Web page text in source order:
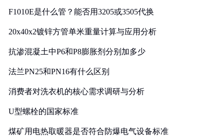
F1010E是什么管？能否用3205或3505代换
20x40x2镀锌方管单米重量计算与应用分析
抗渗混凝土中P6和P8膨胀剂分别加多少
法兰PN25和PN16有什么区别
消费者对洗衣机的核心需求调研与分析
U型螺栓的国家标准
煤矿用电热取暖器是否符合防爆电气设备标准